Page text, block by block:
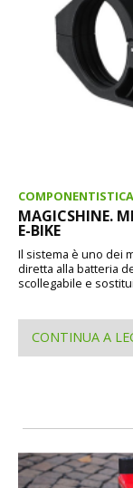
COMPONENTISTICA
MAGICSHINE.
E-BIKE
Il sistema è uno dei
diretta alla batteria
scollegabile e
CONTINUA A